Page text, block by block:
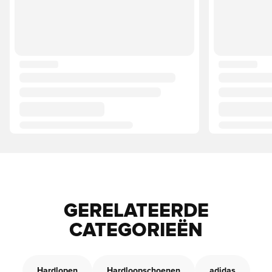
GERELATEERDE
CATEGORIEËN